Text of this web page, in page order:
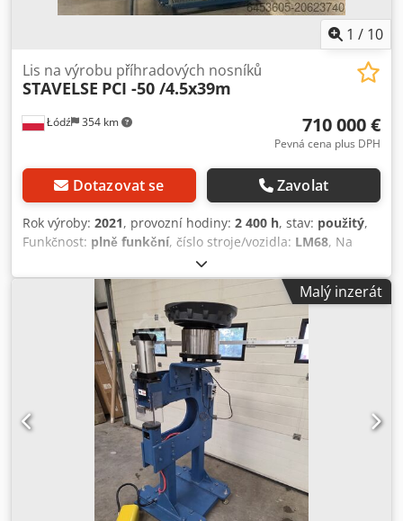
1 / 10
Łódź 354 km
Lis na výrobu příhradových nosníků
STAVELSE PCI -50 /4.5x39m
710 000 €
Pevná cena plus DPH
Dotazovat se Zavolat
Rok výroby: 2021, provozní hodiny: 2 400 h, stav: použitý,
Funkčnost: plně funkční, číslo stroje/vozidla: LM68, Na
prodej: lis na výrobu příhradových vazníků belgické značky
Stavelse Metaalbouw. Codpjxzpn Rsfx Akqjrf Součástí
sestavy jsou: - Lis s tlakem až 50 tun - Stoly pro sestavení
prvků o celkových rozměrech 4,5x39 m - Dvě parkovací
místa - Laserový systém SL-LASER - Ukladač vazníků -
Tiskárna pro tisk etiket Stroj je z roku 2021, plně
automatizovaný, velmi málo používaný.
Malý inzerát